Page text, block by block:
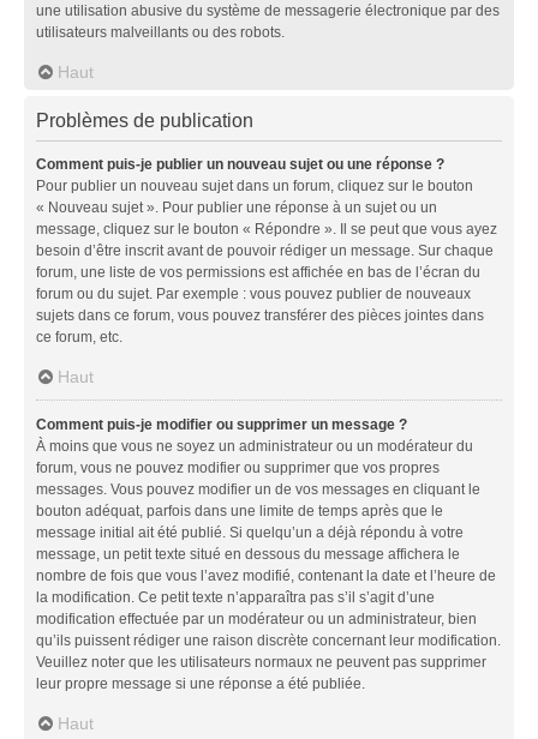
une utilisation abusive du système de messagerie électronique par des
utilisateurs malveillants ou des robots.
Haut
Problèmes de publication
Comment puis-je publier un nouveau sujet ou une réponse ?
Pour publier un nouveau sujet dans un forum, cliquez sur le bouton
« Nouveau sujet ». Pour publier une réponse à un sujet ou un
message, cliquez sur le bouton « Répondre ». Il se peut que vous ayez
besoin d’être inscrit avant de pouvoir rédiger un message. Sur chaque
forum, une liste de vos permissions est affichée en bas de l’écran du
forum ou du sujet. Par exemple : vous pouvez publier de nouveaux
sujets dans ce forum, vous pouvez transférer des pièces jointes dans
ce forum, etc.
Haut
Comment puis-je modifier ou supprimer un message ?
À moins que vous ne soyez un administrateur ou un modérateur du
forum, vous ne pouvez modifier ou supprimer que vos propres
messages. Vous pouvez modifier un de vos messages en cliquant le
bouton adéquat, parfois dans une limite de temps après que le
message initial ait été publié. Si quelqu’un a déjà répondu à votre
message, un petit texte situé en dessous du message affichera le
nombre de fois que vous l’avez modifié, contenant la date et l’heure de
la modification. Ce petit texte n’apparaîtra pas s’il s’agit d’une
modification effectuée par un modérateur ou un administrateur, bien
qu’ils puissent rédiger une raison discrète concernant leur modification.
Veuillez noter que les utilisateurs normaux ne peuvent pas supprimer
leur propre message si une réponse a été publiée.
Haut